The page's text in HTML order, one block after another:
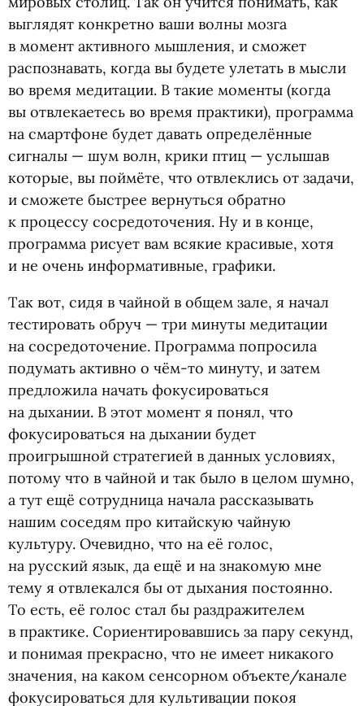
выглядят конкретно ваши волны мозга
в момент активного мышления, и сможет
распознавать, когда вы будете улетать в мысли
во время медитации. В такие моменты (когда
вы отвлекаетесь во время практики), программа
на смартфоне будет давать определённые
сигналы — шум волн, крики птиц — услышав
которые, вы поймёте, что отвлеклись от задачи,
и сможете быстрее вернуться обратно
к процессу сосредоточения. Ну и в конце,
программа рисует вам всякие красивые, хотя
и не очень информативные, графики.
Так вот, сидя в чайной в общем зале, я начал
тестировать обруч — три минуты медитации
на сосредоточение. Программа попросила
подумать активно о чём-то минуту, и затем
предложила начать фокусироваться
на дыхании. В этот момент я понял, что
фокусироваться на дыхании будет
проигрышной стратегией в данных условиях,
потому что в чайной и так было в целом шумно,
а тут ещё сотрудница начала рассказывать
нашим соседям про китайскую чайную
культуру. Очевидно, что на её голос,
на русский язык, да ещё и на знакомую мне
тему я отвлекался бы от дыхания постоянно.
То есть, её голос стал бы раздражителем
в практике. Сориентировавшись за пару секунд,
и понимая прекрасно, что не имеет никакого
значения, на каком сенсорном объекте/канале
фокусироваться для культивации покоя